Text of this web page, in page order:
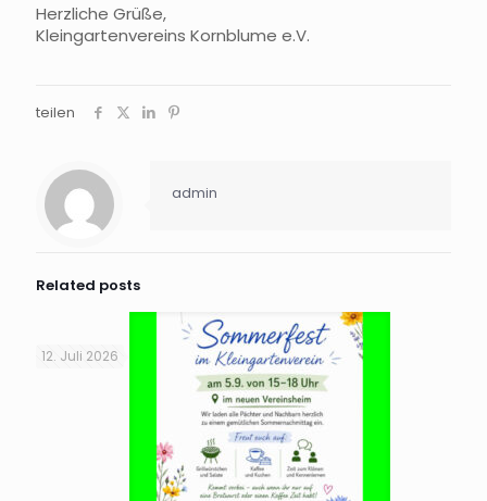
Herzliche Grüße,
Kleingartenvereins Kornblume e.V.
teilen
admin
Related posts
12. Juli 2026